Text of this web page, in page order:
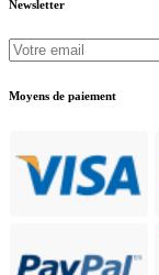
Newsletter
Moyens de paiement